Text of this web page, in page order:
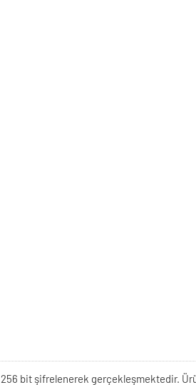
bit şifrelenerek gerçekleşmektedir.